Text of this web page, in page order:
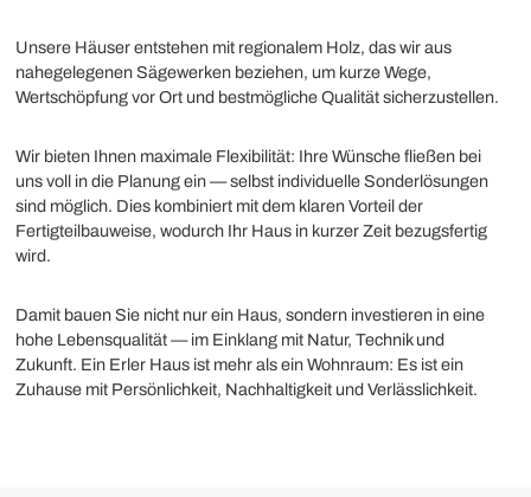
Unsere Häuser entstehen mit regionalem Holz, das wir aus
nahegelegenen Sägewerken beziehen, um kurze Wege,
Wertschöpfung vor Ort und bestmögliche Qualität sicherzustellen.
Wir bieten Ihnen maximale Flexibilität: Ihre Wünsche fließen bei
uns voll in die Planung ein — selbst individuelle Sonderlösungen
sind möglich. Dies kombiniert mit dem klaren Vorteil der
Fertigteilbauweise, wodurch Ihr Haus in kurzer Zeit bezugsfertig
wird.
Damit bauen Sie nicht nur ein Haus, sondern investieren in eine
hohe Lebensqualität — im Einklang mit Natur, Technik und
Zukunft. Ein Erler Haus ist mehr als ein Wohnraum: Es ist ein
Zuhause mit Persönlichkeit, Nachhaltigkeit und Verlässlichkeit.